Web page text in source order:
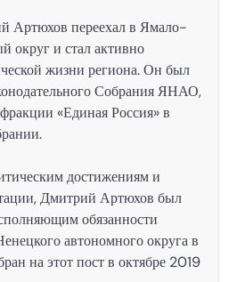
Артюхов переехал в Ямало-
округ и стал активно
жизни региона. Он был
Собрания ЯНАО,
«Единая Россия» в
достижениям и
Дмитрий Артюхов был
обязанности
автономного округа в
на этот пост в октябре 2019